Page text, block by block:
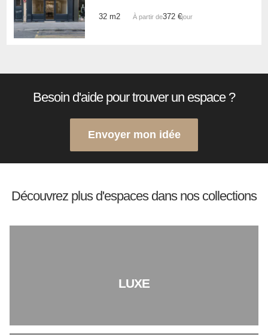
32 m2 À partir de372 €/jour
Besoin d'aide pour trouver un espace ?
Envoyer mon idée
Découvrez plus d'espaces dans nos collections
LUXE